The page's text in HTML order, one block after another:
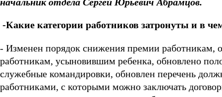
-Какие категории работников затронуты и в
- Изменен порядок снижения премии работникам,
работникам, усыновившим ребенка, обновлено
служебные командировки, обновлен перечень
работниками, с которыми можно заключать